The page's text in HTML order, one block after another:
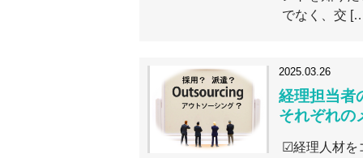
でなく、交
2025.03.26
経理担当者
それぞれの
☑経理人材を